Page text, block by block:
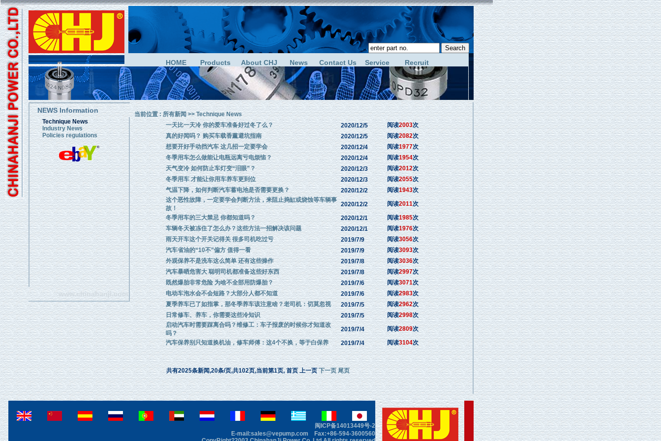
HOME Products About CHJ News Contact Us Service Recruit
NEWS Information
Technique News
Industry News
Policies regulations
www.chinahanji.com
当前位置 :所有新闻>>Technique News
一天比一天冷 你的爱车准备好过冬了么？
2020/12/5 阅读2003次
真的好闻吗？ 购买车载香薰避坑指南
2020/12/5 阅读2082次
想要开好手动挡汽车 这几招一定要学会
2020/12/4 阅读1977次
冬季用车怎么做能让电瓶远离亏电烦恼？
2020/12/4 阅读1954次
天气变冷 如何防止车灯变“泪眼”？
2020/12/3 阅读2012次
冬季用车 才能让你用车养车更到位
2020/12/3 阅读2055次
气温下降，如何判断汽车蓄电池是否需要更换？
2020/12/2 阅读1943次
这个恶性故障，一定要学会判断方法，来阻止捣缸或烧蚀等车辆事
故！
2020/12/2 阅读2011次
冬季用车的三大禁忌 你都知道吗？
2020/12/1 阅读1985次
车辆冬天被冻住了怎么办？这些方法一招解决该问题
2020/12/1 阅读1976次
雨天开车这个开关记得关 很多司机吃过亏
2019/7/9 阅读3056次
汽车省油的“10不”偏方 值得一看
2019/7/9 阅读3093次
外观保养不是洗车这么简单 还有这些操作
2019/7/8 阅读3036次
汽车暴晒危害大 聪明司机都准备这些好东西
2019/7/8 阅读2997次
既然爆胎非常危险 为啥不全部用防爆胎？
2019/7/6 阅读3071次
电动车泡水会不会短路？大部分人都不知道
2019/7/6 阅读2983次
夏季养车已了如指掌，那冬季养车该注意啥？老司机：切莫忽视
2019/7/5 阅读2962次
日常修车、养车，你需要这些冷知识
2019/7/5 阅读2998次
启动汽车时需要踩离合吗？维修工：车子报废的时候你才知道改
吗？
2019/7/4 阅读2809次
汽车保养别只知道换机油，修车师傅：这4个不换，等于白保养
2019/7/4 阅读3104次
共有2025条新闻,20条/页,共102页,当前第1页, 首页 上一页下一页 尾页
闽ICP备14013449号-2
E-mail:sales@vepump.com Fax:+86-594-3600560